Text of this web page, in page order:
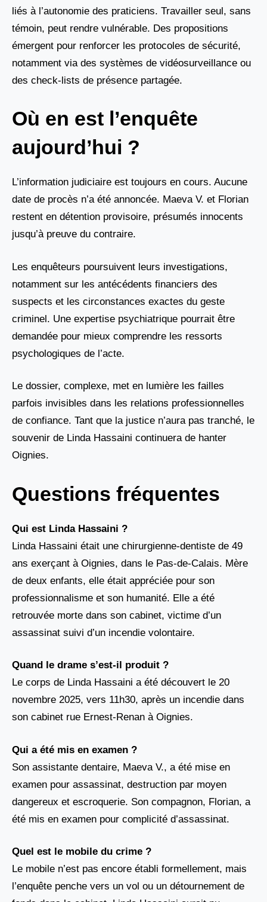
liés à l’autonomie des praticiens. Travailler seul, sans
témoin, peut rendre vulnérable. Des propositions
émergent pour renforcer les protocoles de sécurité,
notamment via des systèmes de vidéosurveillance ou
des check-lists de présence partagée.
Où en est l’enquête
aujourd’hui ?
L’information judiciaire est toujours en cours. Aucune
date de procès n’a été annoncée. Maeva V. et Florian
restent en détention provisoire, présumés innocents
jusqu’à preuve du contraire.
Les enquêteurs poursuivent leurs investigations,
notamment sur les antécédents financiers des
suspects et les circonstances exactes du geste
criminel. Une expertise psychiatrique pourrait être
demandée pour mieux comprendre les ressorts
psychologiques de l’acte.
Le dossier, complexe, met en lumière les failles
parfois invisibles dans les relations professionnelles
de confiance. Tant que la justice n’aura pas tranché, le
souvenir de Linda Hassaini continuera de hanter
Oignies.
Questions fréquentes
Qui est Linda Hassaini ?
Linda Hassaini était une chirurgienne-dentiste de 49
ans exerçant à Oignies, dans le Pas-de-Calais. Mère
de deux enfants, elle était appréciée pour son
professionnalisme et son humanité. Elle a été
retrouvée morte dans son cabinet, victime d’un
assassinat suivi d’un incendie volontaire.
Quand le drame s’est-il produit ?
Le corps de Linda Hassaini a été découvert le 20
novembre 2025, vers 11h30, après un incendie dans
son cabinet rue Ernest-Renan à Oignies.
Qui a été mis en examen ?
Son assistante dentaire, Maeva V., a été mise en
examen pour assassinat, destruction par moyen
dangereux et escroquerie. Son compagnon, Florian, a
été mis en examen pour complicité d’assassinat.
Quel est le mobile du crime ?
Le mobile n’est pas encore établi formellement, mais
l’enquête penche vers un vol ou un détournement de